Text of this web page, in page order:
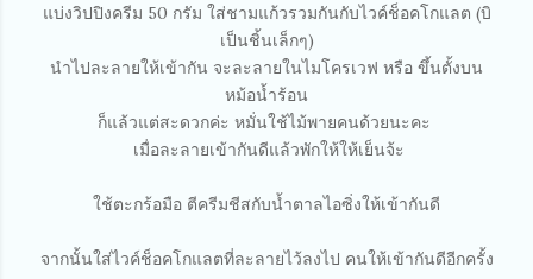
แบ่งวิปปิงครีม 50 กรัม ใส่ชามแก้วรวมกันกับไวค์ช็อคโกแลต (บิ
เป็นชิ้นเล็กๆ)
นำไปละลายให้เข้ากัน จะละลายในไมโครเวฟ หรือ ขึ้นตั้งบน
หม้อน้ำร้อน
ก็แล้วแต่สะดวกค่ะ หมั่นใช้ไม้พายคนด้วยนะคะ
เมื่อละลายเข้ากันดีแล้วพักให้ให้เย็นจ้ะ
ใช้ตะกร้อมือ ตีครีมชีสกับน้ำตาลไอซิ่งให้เข้ากันดี
จากนั้นใส่ไวค์ช็อคโกแลตที่ละลายไว้ลงไป คนให้เข้ากันดีอีกครั้ง